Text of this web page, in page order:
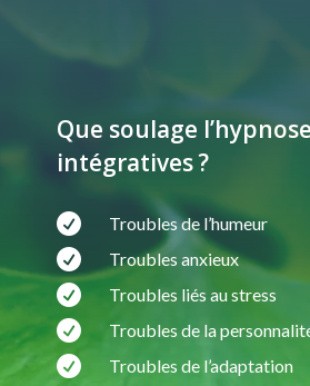
Que soulage
intégratives ?
 Troubles de l’humeur
 Troubles anxieux
 Troubles liés au stress
 Troubles de la
 Troubles de l’adaptation